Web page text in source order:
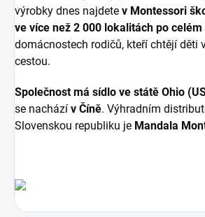
výrobky dnes najdete v Montessori
ve více než 2 000 lokalitách po celém
domácnostech rodičů, kteří chtějí děti
cestou.
Společnost má sídlo ve státě Ohio
se nachází v Číně. Výhradním
Slovenskou republiku je Mandala